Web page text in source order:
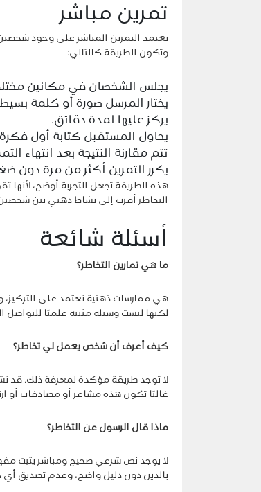
تمرين مباشر
يعتمد التمرين المباشر على وجود
وتكون الطريقة كالتالي:
يجلس الشخصان في مكانين
يختار المرسل صورة أو كلمة
يركز عليها لمدة دقائق.
يحاول المستقبل كتابة أول
تتم مقارنة النتيجة بعد انتهاء
يكرر التمرين أكثر من مرة دون
هذه الطريقة تجعل التجربة أوضح،
التخاطر أقرب إلى نشاط ذهني بين
أسئلة شائعة
ما هي تمارين التخاطر؟
هي ممارسات ذهنية تعتمد على
لكنها ليست وسيلة مثبتة علميًا للتواصل
كيف أعرف أن شخص يعمل لي تخاطر؟
لا توجد طريقة مؤكدة لمعرفة ذلك. قد
غالبًا تكون هذه مشاعر أو مصادفات أو
ماذا قال الرسول عن التخاطر؟
لا يوجد نص شرعي صحيح ومباشر يثبت
بالدين دون دليل واضح، وعدم تصديق